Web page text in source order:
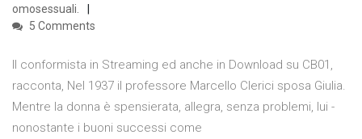
omosessuali.
5 Comments
Il conformista in Streaming ed anche in Download su CB01,
racconta, Nel 1937 il professore Marcello Clerici sposa Giulia.
Mentre la donna è spensierata, allegra, senza problemi, lui -
nonostante i buoni successi come